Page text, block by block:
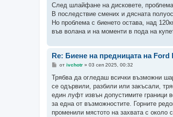
е
и
е
След шлайфане на дисковете, проблема
В последствие смених и дясната
Но проблема с биенето остава, над
във волана и на моменти в пода на
Re: Биене на предницата на Ford
М
е
и
е
от ivchotr» 03 сеп 2025, 00:32
Трябва да огледаш всички възможни
се одървили, разбили или закъсали,
един луфт извън допустимите граници
за една от възможностите. Горните
променили мястото на захвата с около